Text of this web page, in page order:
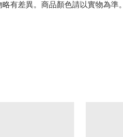
有差異。商品顏色請以實物為準。